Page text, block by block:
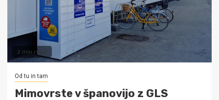
2 min read
Od tu in tam
Mimovrste v španovijo z GLS